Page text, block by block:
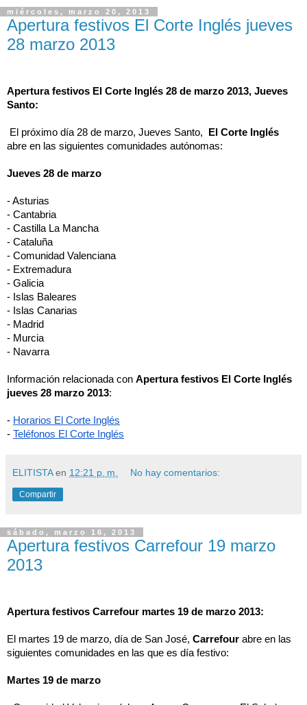
miércoles, marzo 20, 2013
Apertura festivos El Corte Inglés jueves
28 marzo 2013
Apertura festivos El Corte Inglés 28 de marzo 2013, Jueves
Santo:
El próximo día 28 de marzo, Jueves Santo, El Corte Inglés
abre en las siguientes comunidades autónomas:
Jueves 28 de marzo
- Asturias
- Cantabria
- Castilla La Mancha
- Cataluña
- Comunidad Valenciana
- Extremadura
- Galicia
- Islas Baleares
- Islas Canarias
- Madrid
- Murcia
- Navarra
Información relacionada con Apertura festivos El Corte Inglés
jueves 28 marzo 2013:
- Horarios El Corte Inglés
- Teléfonos El Corte Inglés
ELITISTA en 12:21 p. m. No hay comentarios:
Compartir
sábado, marzo 16, 2013
Apertura festivos Carrefour 19 marzo
2013
Apertura festivos Carrefour martes 19 de marzo 2013:
El martes 19 de marzo, día de San José, Carrefour abre en las
siguientes comunidades en las que es día festivo:
Martes 19 de marzo